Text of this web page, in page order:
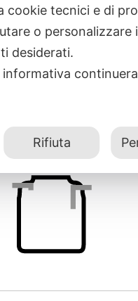
correlati
cookie tecnici e di
o personalizzare
desiderati.
Rifiuta